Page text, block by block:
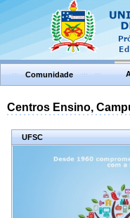
Comunidade
Centros Ensino,
UFSC